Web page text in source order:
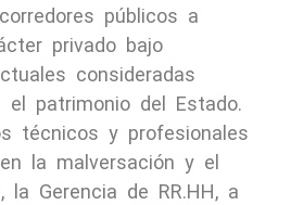
públicos a
privado bajo
consideradas
el patrimonio del Estado.
técnicos y profesionales
la malversación y el
la Gerencia de RR.HH, a